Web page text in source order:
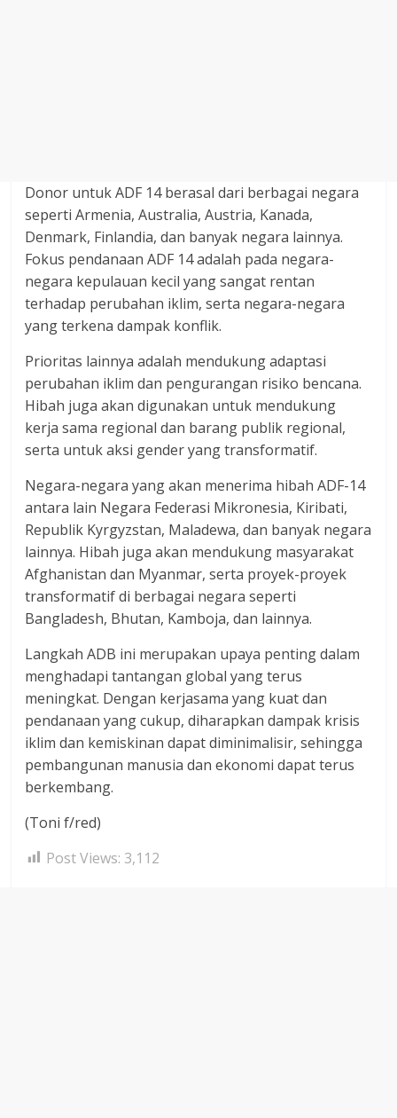
Donor untuk ADF 14 berasal dari berbagai negara
seperti Armenia, Australia, Austria, Kanada,
Denmark, Finlandia, dan banyak negara lainnya.
Fokus pendanaan ADF 14 adalah pada negara-
negara kepulauan kecil yang sangat rentan
terhadap perubahan iklim, serta negara-negara
yang terkena dampak konflik.
Prioritas lainnya adalah mendukung adaptasi
perubahan iklim dan pengurangan risiko bencana.
Hibah juga akan digunakan untuk mendukung
kerja sama regional dan barang publik regional,
serta untuk aksi gender yang transformatif.
Negara-negara yang akan menerima hibah ADF-14
antara lain Negara Federasi Mikronesia, Kiribati,
Republik Kyrgyzstan, Maladewa, dan banyak negara
lainnya. Hibah juga akan mendukung masyarakat
Afghanistan dan Myanmar, serta proyek-proyek
transformatif di berbagai negara seperti
Bangladesh, Bhutan, Kamboja, dan lainnya.
Langkah ADB ini merupakan upaya penting dalam
menghadapi tantangan global yang terus
meningkat. Dengan kerjasama yang kuat dan
pendanaan yang cukup, diharapkan dampak krisis
iklim dan kemiskinan dapat diminimalisir, sehingga
pembangunan manusia dan ekonomi dapat terus
berkembang.
(Toni f/red)
Post Views: 3,112